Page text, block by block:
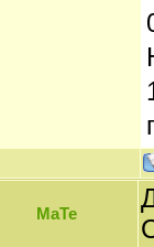
МаТе